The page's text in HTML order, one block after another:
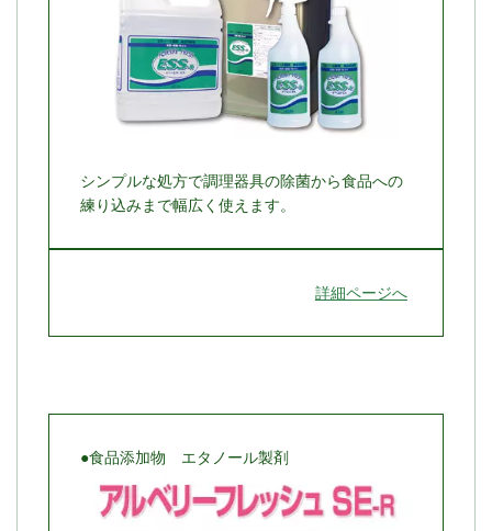
シンプルな処方で調理器具の除菌から食品への
練り込みまで幅広く使えます。
詳細ページへ
●食品添加物 エタノール製剤